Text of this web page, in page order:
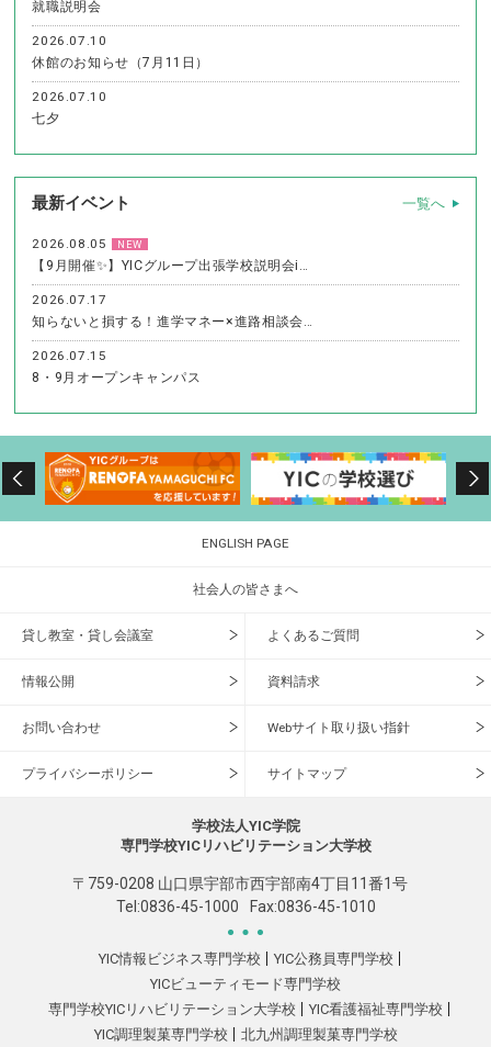
就職説明会
2026.07.10
休館のお知らせ（7月11日）
2026.07.10
七夕
最新イベント 一覧へ
2026.08.05 NEW
【9月開催✨】YICグループ出張学校説明会i…
2026.07.17
知らないと損する！進学マネー×進路相談会…
2026.07.15
8・9月オープンキャンパス
ENGLISH PAGE
社会人の皆さまへ
貸し教室・貸し会議室 よくあるご質問
情報公開 資料請求
お問い合わせ Webサイト取り扱い指針
プライバシーポリシー サイトマップ
学校法人YIC学院
専門学校YICリハビリテーション大学校
〒759-0208 山口県宇部市西宇部南4丁目11番1号
Tel:0836-45-1000 Fax:0836-45-1010
YIC情報ビジネス専門学校
YIC公務員専門学校
YICビューティモード専門学校
専門学校YICリハビリテーション大学校
YIC看護福祉専門学校
YIC調理製菓専門学校
北九州調理製菓専門学校